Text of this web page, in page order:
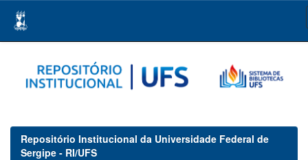
navigation
Repositório Institucional da Universidade Federal de
Sergipe - RI/UFS